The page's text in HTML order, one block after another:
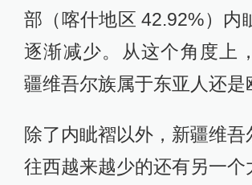
部（喀什地区 42.92%）内
逐渐减少。从这个角度上
疆维吾尔族属于东亚人还是
除了内眦褶以外，新疆维吾
往西越来越少的还有另一个